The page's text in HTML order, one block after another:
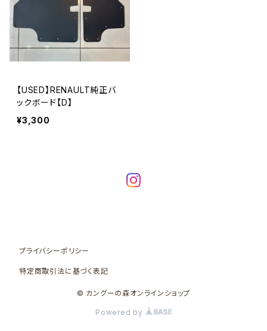
【USED】RENAULT純正バ
ックボード【D】
¥3,300
プライバシーポリシー
特定商取引法に基づく表記
© カングーの森オンラインショップ
Powered by